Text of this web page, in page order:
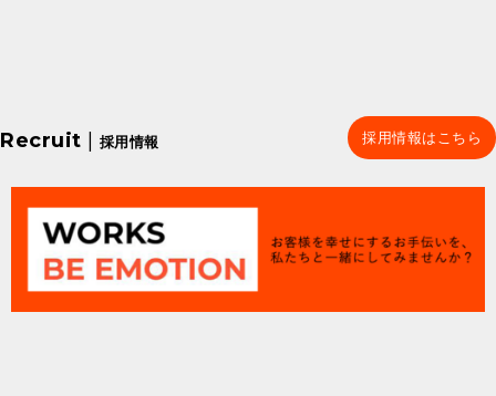
Recruit 採用情報 採用情報はこちら